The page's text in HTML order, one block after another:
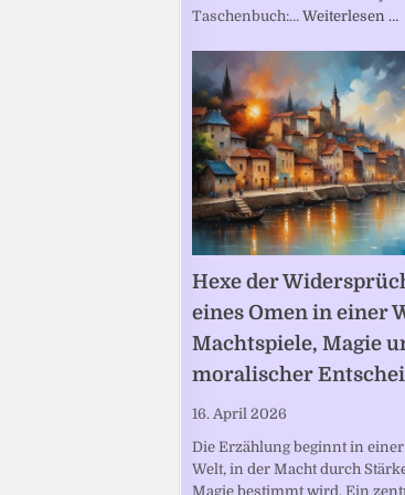
Taschenbuch:… Weiterlesen …
Hexe der
eines Omen in einer
Machtspiele, Magie
moralischer
16. April 2026
Die Erzählung beginnt in
Welt, in der Macht durch
Magie bestimmt wird. Ein